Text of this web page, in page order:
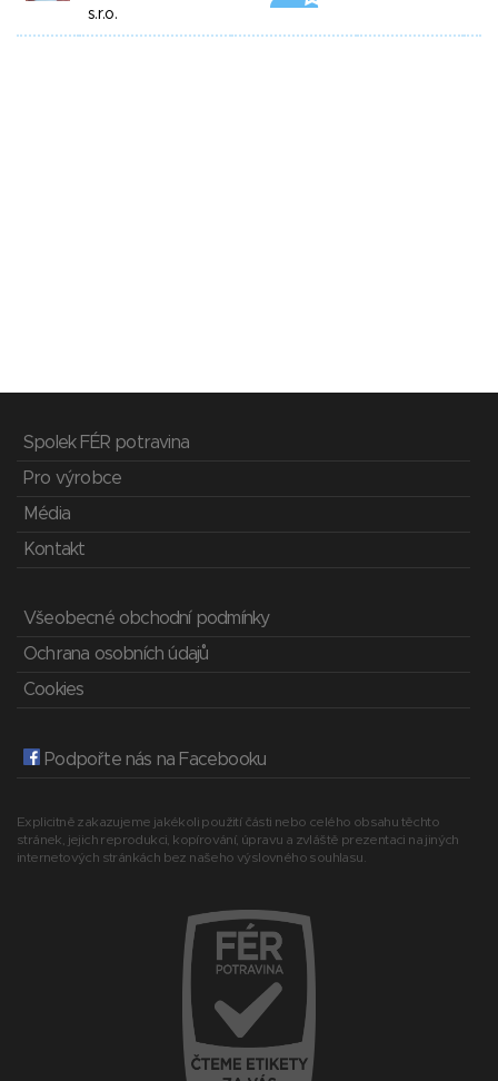
s.r.o.
Spolek FÉR potravina
Pro výrobce
Média
Kontakt
Všeobecné obchodní podmínky
Ochrana osobních údajů
Cookies
Podpořte nás na Facebooku
Explicitně zakazujeme jakékoli použití části nebo celého obsahu těchto
stránek, jejich reprodukci, kopírování, úpravu a zvláště prezentaci na jiných
internetových stránkách bez našeho výslovného souhlasu.